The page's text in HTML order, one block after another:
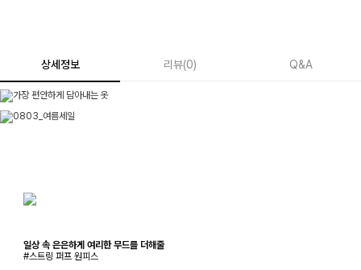
상세정보 리뷰(0) Q&A
일상 속 은은하게 여리한 무드를 더해줄
#스트링 퍼프 원피스